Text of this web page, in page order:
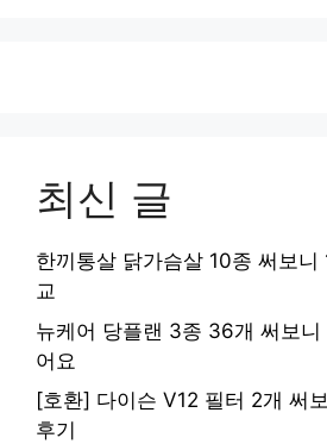
최신 글
한끼통살 닭가슴살 10종 써보니
교
뉴케어 당플랜 3종 36개 써보
어요
[호환] 다이슨 V12 필터 2개 써
후기